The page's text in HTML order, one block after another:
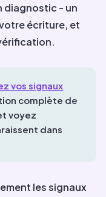
diagnostic - un
écriture, et
vos signaux
complète de
voyez
dans
les signaux